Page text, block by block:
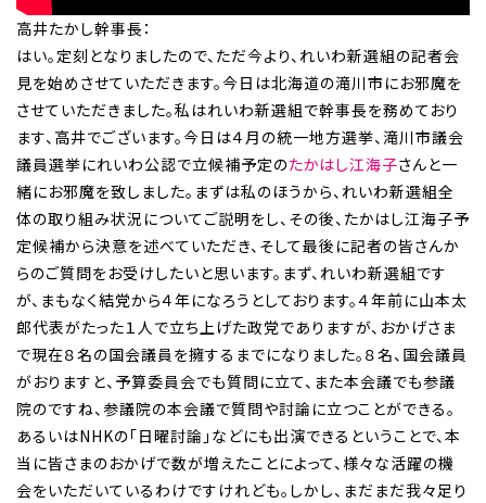
高井たかし幹事長：
はい。定刻となりましたので、ただ今より、れいわ新選組の記者会
見を始めさせていただきます。今日は北海道の滝川市にお邪魔を
させていただきました。私はれいわ新選組で幹事長を務めており
ます、高井でございます。今日は４月の統一地方選挙、滝川市議会
議員選挙にれいわ公認で立候補予定のたかはし江海子さんと一
緒にお邪魔を致しました。まずは私のほうから、れいわ新選組全
体の取り組み状況についてご説明をし、その後、たかはし江海子予
定候補から決意を述べていただき、そして最後に記者の皆さんか
らのご質問をお受けしたいと思います。まず、れいわ新選組です
が、まもなく結党から４年になろうとしております。４年前に山本太
郎代表がたった１人で立ち上げた政党でありますが、おかげさま
で現在８名の国会議員を擁するまでになりました。８名、国会議員
がおりますと、予算委員会でも質問に立て、また本会議でも参議
院のですね、参議院の本会議で質問や討論に立つことができる。
あるいはNHKの「日曜討論」などにも出演できるということで、本
当に皆さまのおかげで数が増えたことによって、様々な活躍の機
会をいただいているわけですけれども。しかし、まだまだ我々足り